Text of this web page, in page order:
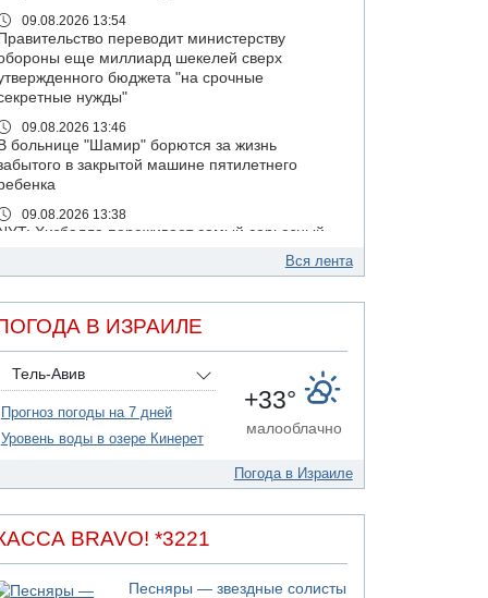
09.08.2026 13:54
Правительство переводит министерству
еще миллиард шекелей сверх
бюджета "на срочные
нужды"
09.08.2026 13:46
В больнице "Шамир" борются за жизнь
в закрытой машине пятилетнего
09.08.2026 13:38
Хизбалла переживает самый серьезный
в Мексике: четырехлетний
ребенок утонул, упав в бассейн
09.08.2026 08:30
Авиакомпания Air Canada вновь отсрочила
возвращение в Израиль
08.08.2026 14:43
Тело мужчины обнаружено сегодня на
08.08.2026 11:02
Вся лента
В ИЗРАИЛЕ
Тель-Авив
Прогноз погоды на 7 дней
Уровень воды в озере Кинерет
+33°
малооблачно
Погода в Израиле
BRAVO! *3221
Песняры — звездные солисты